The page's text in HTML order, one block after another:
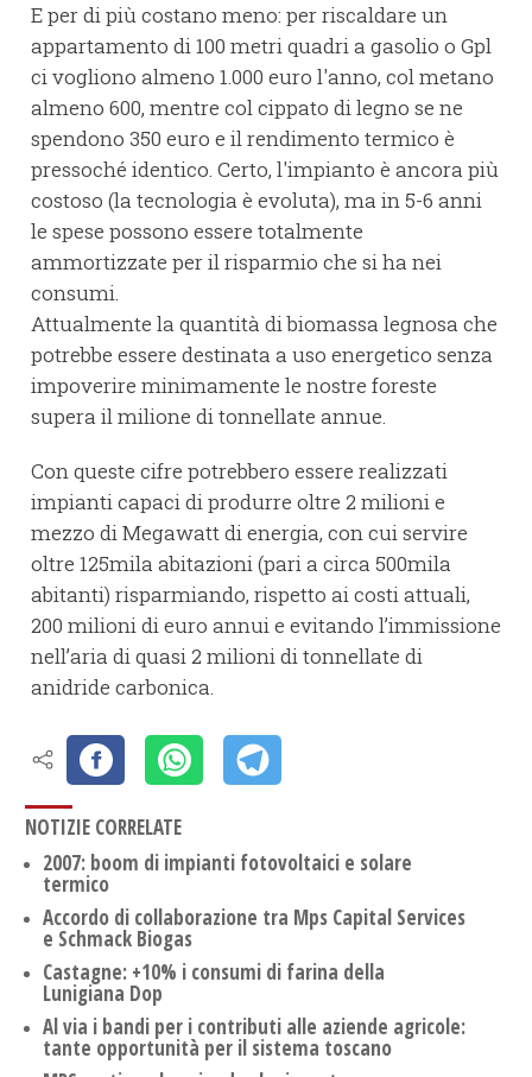
E per di più costano meno: per riscaldare un
appartamento di 100 metri quadri a gasolio o Gpl
ci vogliono almeno 1.000 euro l'anno, col metano
almeno 600, mentre col cippato di legno se ne
spendono 350 euro e il rendimento termico è
pressoché identico. Certo, l'impianto è ancora più
costoso (la tecnologia è evoluta), ma in 5-6 anni
le spese possono essere totalmente
ammortizzate per il risparmio che si ha nei
consumi.
Attualmente la quantità di biomassa legnosa che
potrebbe essere destinata a uso energetico senza
impoverire minimamente le nostre foreste
supera il milione di tonnellate annue.
Con queste cifre potrebbero essere realizzati
impianti capaci di produrre oltre 2 milioni e
mezzo di Megawatt di energia, con cui servire
oltre 125mila abitazioni (pari a circa 500mila
abitanti) risparmiando, rispetto ai costi attuali,
200 milioni di euro annui e evitando l’immissione
nell’aria di quasi 2 milioni di tonnellate di
anidride carbonica.
NOTIZIE CORRELATE
2007: boom di impianti fotovoltaici e solare
termico
Accordo di collaborazione tra Mps Capital Services
e Schmack Biogas
Castagne: +10% i consumi di farina della
Lunigiana Dop
Al via i bandi per i contributi alle aziende agricole:
tante opportunità per il sistema toscano